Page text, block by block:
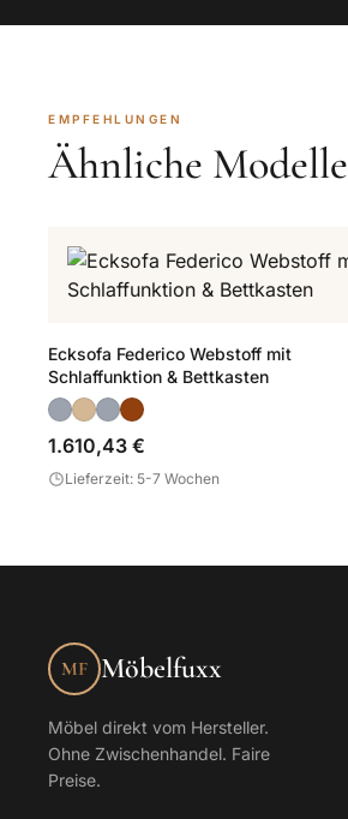
EMPFEHLUNGEN
Ähnliche Modelle
Ecksofa Federico Webstoff mit
Schlaffunktion & Bettkasten
1.610,43 €
Lieferzeit: 5-7 Wochen
MF Möbelfuxx
Möbel direkt vom Hersteller.
Ohne Zwischenhandel. Faire
Preise.